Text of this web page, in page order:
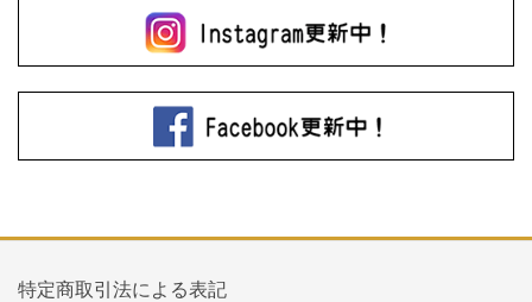
特定商取引法による表記